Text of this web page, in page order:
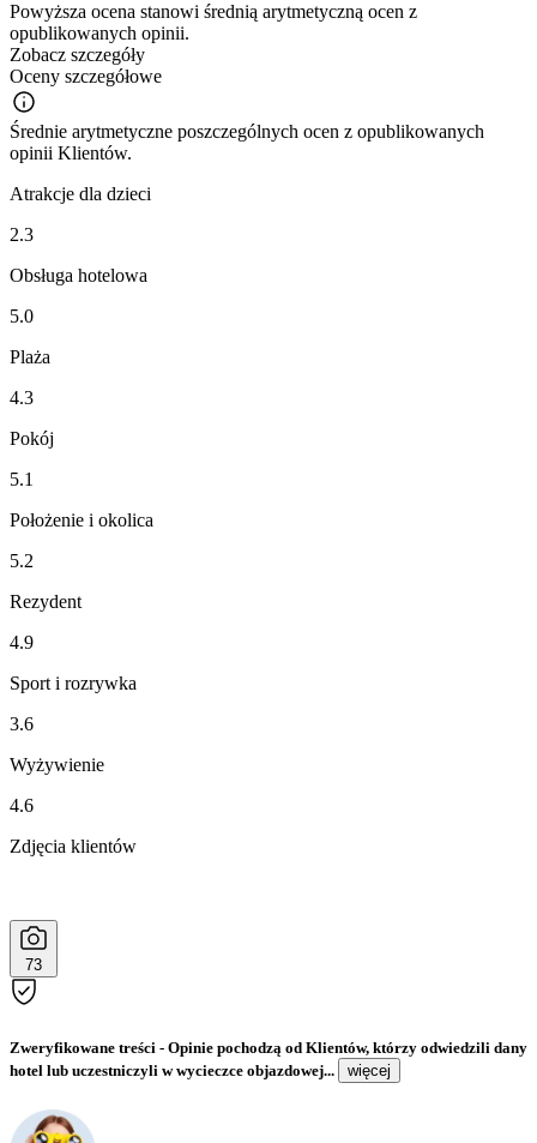
Powyższa ocena stanowi średnią arytmetyczną ocen z
opublikowanych opinii.
Zobacz szczegóły
Oceny szczegółowe
Średnie arytmetyczne poszczególnych ocen z opublikowanych
opinii Klientów.
Atrakcje dla dzieci
2.3
Obsługa hotelowa
5.0
Plaża
4.3
Pokój
5.1
Położenie i okolica
5.2
Rezydent
4.9
Sport i rozrywka
3.6
Wyżywienie
4.6
Zdjęcia klientów
73
Zweryfikowane treści - Opinie pochodzą od Klientów, którzy odwiedzili dany
hotel lub uczestniczyli w wycieczce objazdowej...
więcej